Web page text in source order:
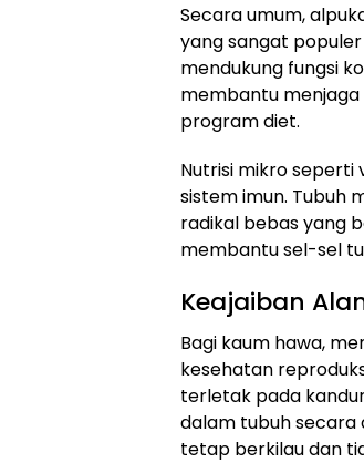
Secara umum,
yang sangat
mendukung fungsi
membantu
program diet.
Nutrisi mikro seperti
sistem imun. Tubuh
radikal bebas yang
membantu sel-sel
Keajaiban
Bagi kaum hawa,
kesehatan
terletak pada
dalam tubuh secara
tetap berkilau dan